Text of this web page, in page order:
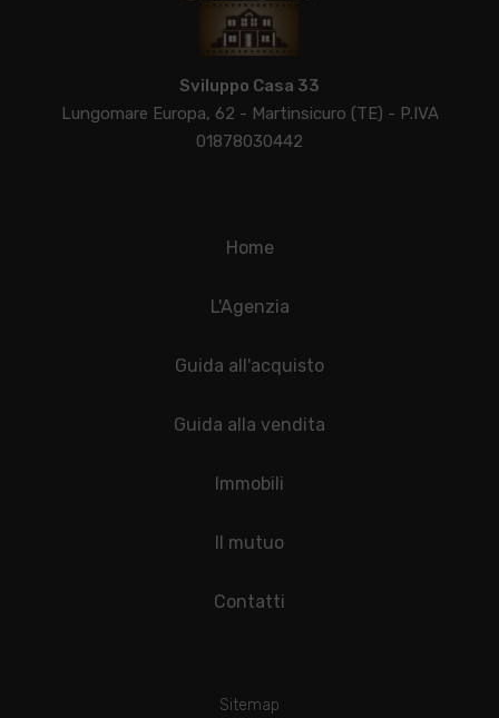
Sviluppo Casa 33
Lungomare Europa, 62 - Martinsicuro (TE) - P.IVA
01878030442
Home
L'Agenzia
Guida all'acquisto
Guida alla vendita
Immobili
Il mutuo
Contatti
Sitemap